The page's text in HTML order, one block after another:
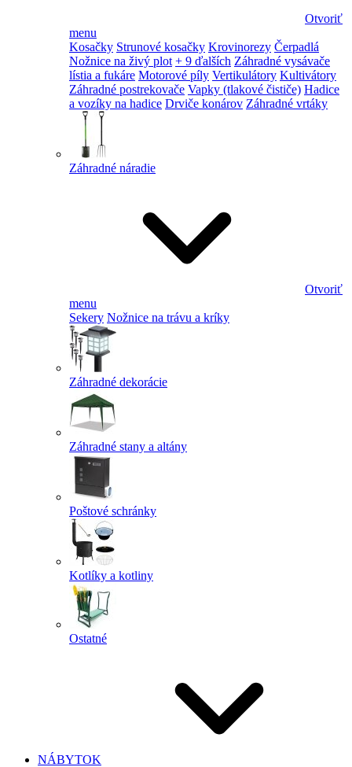
Otvoriť
menu
Kosačky Strunové kosačky Krovinorezy Čerpadlá
Nožnice na živý plot + 9 ďalších Záhradné vysávače
lístia a fukáre Motorové píly Vertikulátory Kultivátory
Záhradné postrekovače Vapky (tlakové čističe) Hadice
a vozíky na hadice Drviče konárov Záhradné vrtáky
Záhradné náradie
Otvoriť
menu
Sekery Nožnice na trávu a kríky
Záhradné dekorácie
Záhradné stany a altány
Poštové schránky
Kotlíky a kotliny
Ostatné
NÁBYTOK